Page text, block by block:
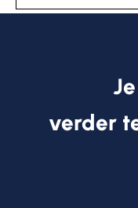
verder